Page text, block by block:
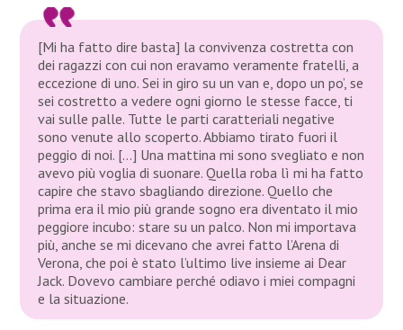
[Mi ha fatto dire basta] la convivenza costretta con
dei ragazzi con cui non eravamo veramente fratelli, a
eccezione di uno. Sei in giro su un van e, dopo un po’, se
sei costretto a vedere ogni giorno le stesse facce, ti
vai sulle palle. Tutte le parti caratteriali negative
sono venute allo scoperto. Abbiamo tirato fuori il
peggio di noi. […] Una mattina mi sono svegliato e non
avevo più voglia di suonare. Quella roba lì mi ha fatto
capire che stavo sbagliando direzione. Quello che
prima era il mio più grande sogno era diventato il mio
peggiore incubo: stare su un palco. Non mi importava
più, anche se mi dicevano che avrei fatto l’Arena di
Verona, che poi è stato l’ultimo live insieme ai Dear
Jack. Dovevo cambiare perché odiavo i miei compagni
e la situazione.